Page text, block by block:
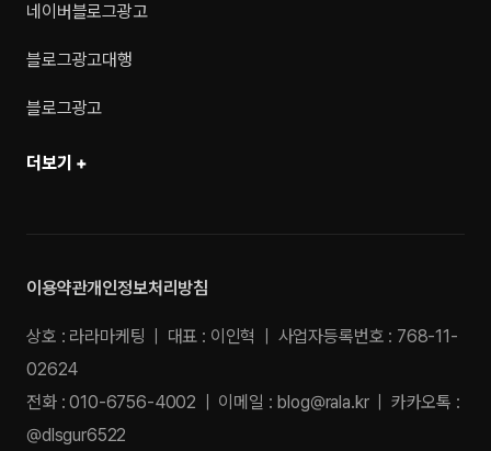
네이버블로그광고
블로그광고대행
블로그광고
더보기 +
이용약관개인정보처리방침
상호 : 라라마케팅 | 대표 : 이인혁 | 사업자등록번호 : 768-11-
02624
전화 : 010-6756-4002 | 이메일 : blog@rala.kr| 카카오톡 :
@dlsgur6522